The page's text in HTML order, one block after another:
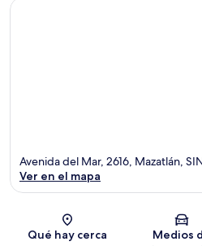
Avenida del Mar, 2616, Mazatlán,
Ver en el mapa
Qué hay cerca
Medios